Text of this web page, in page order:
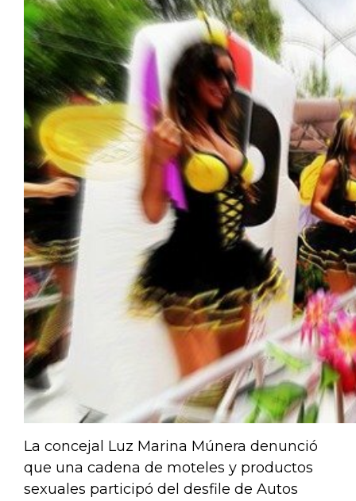
La concejal Luz Marina Múnera denunció
que una cadena de moteles y productos
sexuales participó del desfile de Autos